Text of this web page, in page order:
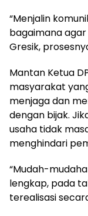
“Menjalin
bagaimana agar
Gresik,
Mantan Ketua
masyarakat
menjaga dan
dengan bijak.
usaha tidak
menghindari
“Mudah-
lengkap, pada
terealisasi